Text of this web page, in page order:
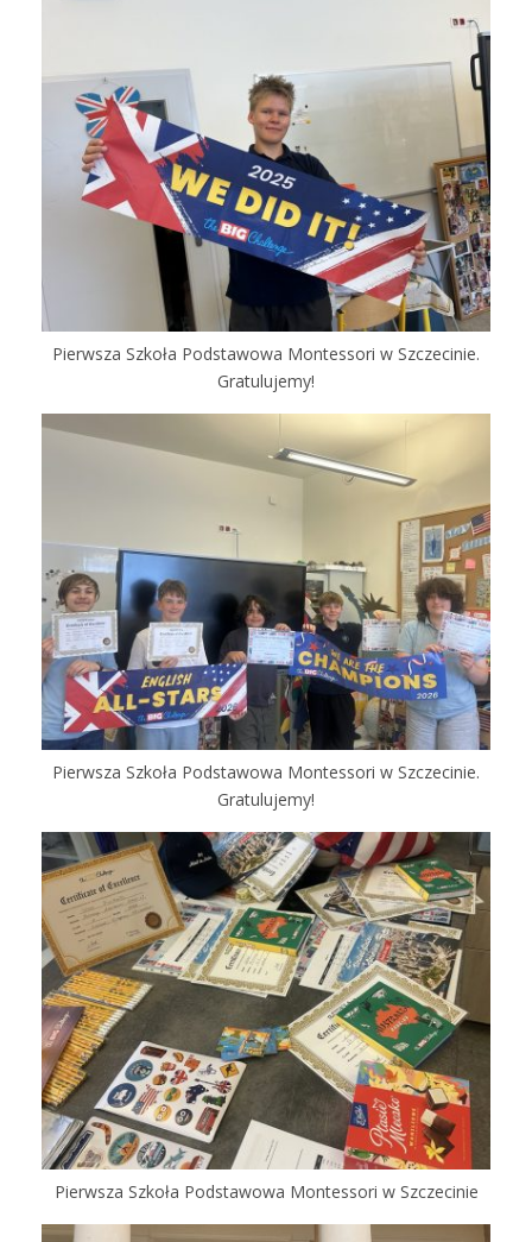
Pierwsza Szkoła Podstawowa Montessori w Szczecinie.
Gratulujemy!
Pierwsza Szkoła Podstawowa Montessori w Szczecinie.
Gratulujemy!
Pierwsza Szkoła Podstawowa Montessori w Szczecinie